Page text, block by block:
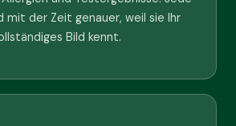
mit der Zeit genauer, weil sie Ihr
Bild kennt.